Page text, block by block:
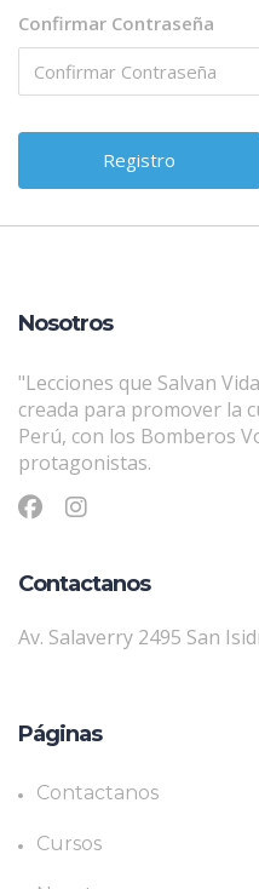
Confirmar Contraseña
Nosotros
"Lecciones que Salvan
creada para promover la
Perú, con los Bomberos
protagonistas.
Contactanos
Av. Salaverry 2495 San
Páginas
Contactanos
Cursos